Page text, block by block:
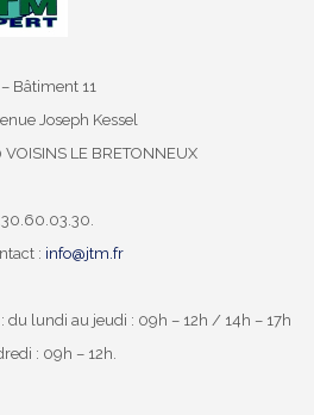
Bâtiment 11
Joseph Kessel
LE BRETONNEUX
: info@jtm.fr
du lundi au jeudi : 09h – 12h / 14h – 17h
: 09h – 12h.